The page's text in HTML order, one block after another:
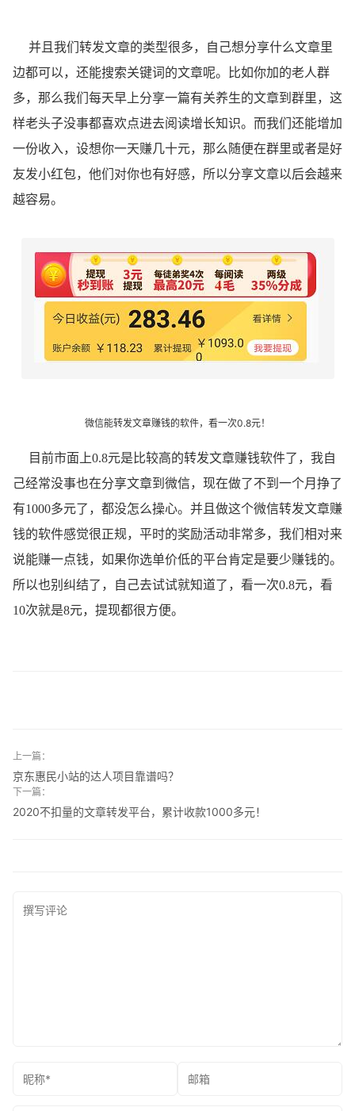
并且我们转发文章的类型很多，自己想分享什么文章里
边都可以，还能搜索关键词的文章呢。比如你加的老人群
多，那么我们每天早上分享一篇有关养生的文章到群里，这
样老头子没事都喜欢点进去阅读增长知识。而我们还能增加
一份收入，设想你一天赚几十元，那么随便在群里或者是好
友发小红包，他们对你也有好感，所以分享文章以后会越来
越容易。
微信能转发文章赚钱的软件，看一次0.8元！
目前市面上0.8元是比较高的转发文章赚钱软件了，我自
己经常没事也在分享文章到微信，现在做了不到一个月挣了
有1000多元了，都没怎么操心。并且做这个微信转发文章赚
钱的软件感觉很正规，平时的奖励活动非常多，我们相对来
说能赚一点钱，如果你选单价低的平台肯定是要少赚钱的。
所以也别纠结了，自己去试试就知道了，看一次0.8元，看
10次就是8元，提现都很方便。
上一篇：
京东惠民小站的达人项目靠谱吗？
下一篇：
2020不扣量的文章转发平台，累计收款1000多元！